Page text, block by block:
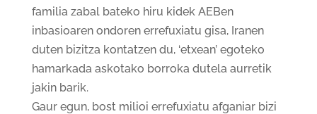
familia zabal bateko hiru kidek AEBen
inbasioaren ondoren errefuxiatu gisa, Iranen
duten bizitza kontatzen du, ‘etxean’ egoteko
hamarkada askotako borroka dutela aurretik
jakin barik.
Gaur egun, bost milioi errefuxiatu afganiar bizi